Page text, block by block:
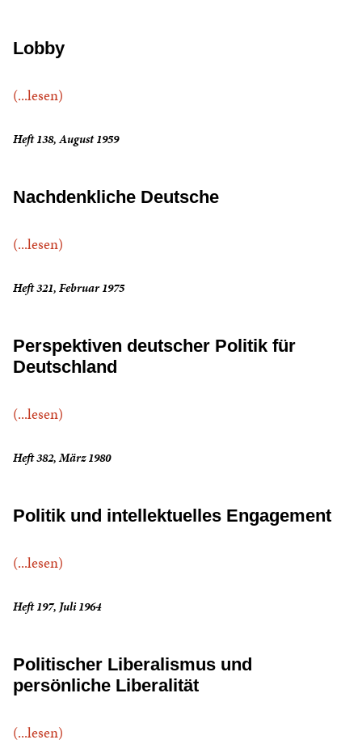
Lobby
(...lesen)
Heft 138, August 1959
Nachdenkliche Deutsche
(...lesen)
Heft 321, Februar 1975
Perspektiven deutscher Politik für
Deutschland
(...lesen)
Heft 382, März 1980
Politik und intellektuelles Engagement
(...lesen)
Heft 197, Juli 1964
Politischer Liberalismus und
persönliche Liberalität
(...lesen)